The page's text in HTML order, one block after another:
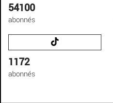
54100
abonnés
1172
abonnés